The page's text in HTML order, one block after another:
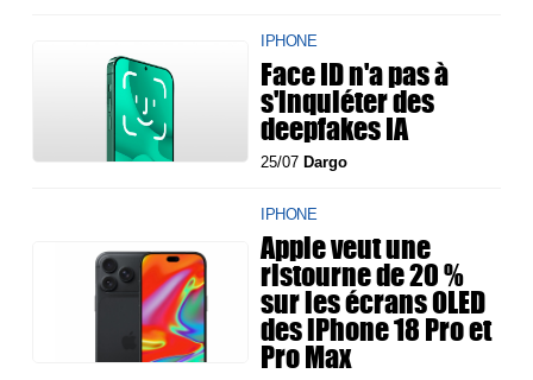
IPHONE
Face ID n'a pas à
s'inquiéter des
deepfakes IA
25/07 Dargo
IPHONE
Apple veut une
ristourne de 20 %
sur les écrans OLED
des iPhone 18 Pro et
Pro Max